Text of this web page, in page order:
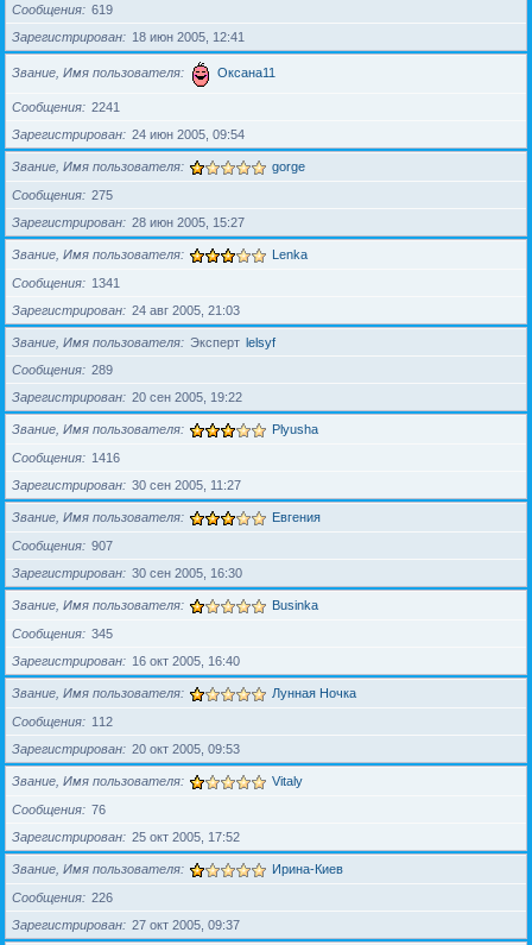
Сообщения
619
Зарегистрирован
18 июн 2005, 12:41
Звание, Имя пользователя Оксана11
Сообщения
2241
Зарегистрирован
24 июн 2005, 09:54
Звание, Имя пользователя gorge
Сообщения
275
Зарегистрирован
28 июн 2005, 15:27
Звание, Имя пользователя Lenka
Сообщения
1341
Зарегистрирован
24 авг 2005, 21:03
Звание, Имя пользователя Эксперт lelsyf
Сообщения
289
Зарегистрирован
20 сен 2005, 19:22
Звание, Имя пользователя Plyusha
Сообщения
1416
Зарегистрирован
30 сен 2005, 11:27
Звание, Имя пользователя Евгения
Сообщения
907
Зарегистрирован
30 сен 2005, 16:30
Звание, Имя пользователя Businka
Сообщения
345
Зарегистрирован
16 окт 2005, 16:40
Звание, Имя пользователя Лунная Ночка
Сообщения
112
Зарегистрирован
20 окт 2005, 09:53
Звание, Имя пользователя Vitaly
Сообщения
76
Зарегистрирован
25 окт 2005, 17:52
Звание, Имя пользователя Ирина-Киев
Сообщения
226
Зарегистрирован
27 окт 2005, 09:37